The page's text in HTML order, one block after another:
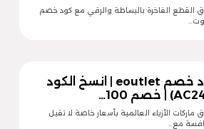
القطع الفاخرة بالبساطة والرقي مع كود خصم
كود خصم eoutlet | انسخ الكود
ماركات الأزياء العالمية بأسعار خاصة لا تقبل
مع…